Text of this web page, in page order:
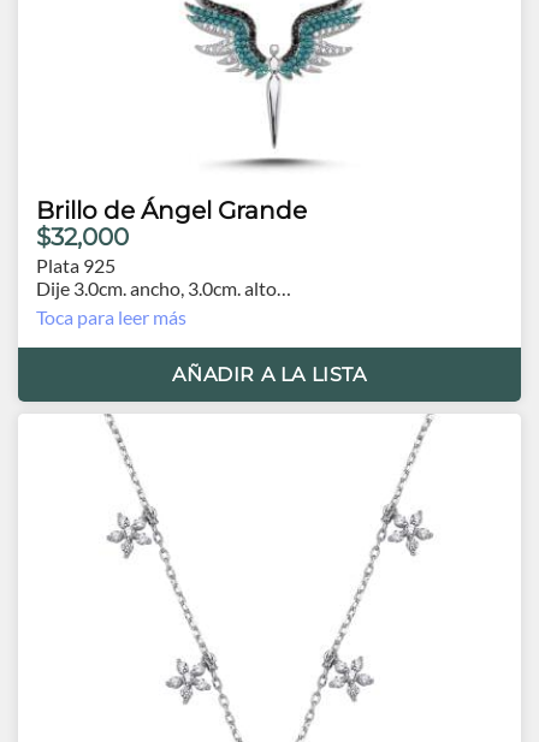
Brillo de Ángel Grande
$32,000
Plata 925
Dije 3.0cm. ancho, 3.0cm. alto
Cadena 43cm. extensión 3.5cm
Orígen Turquía
Toca para leer más
AÑADIR A LA LISTA